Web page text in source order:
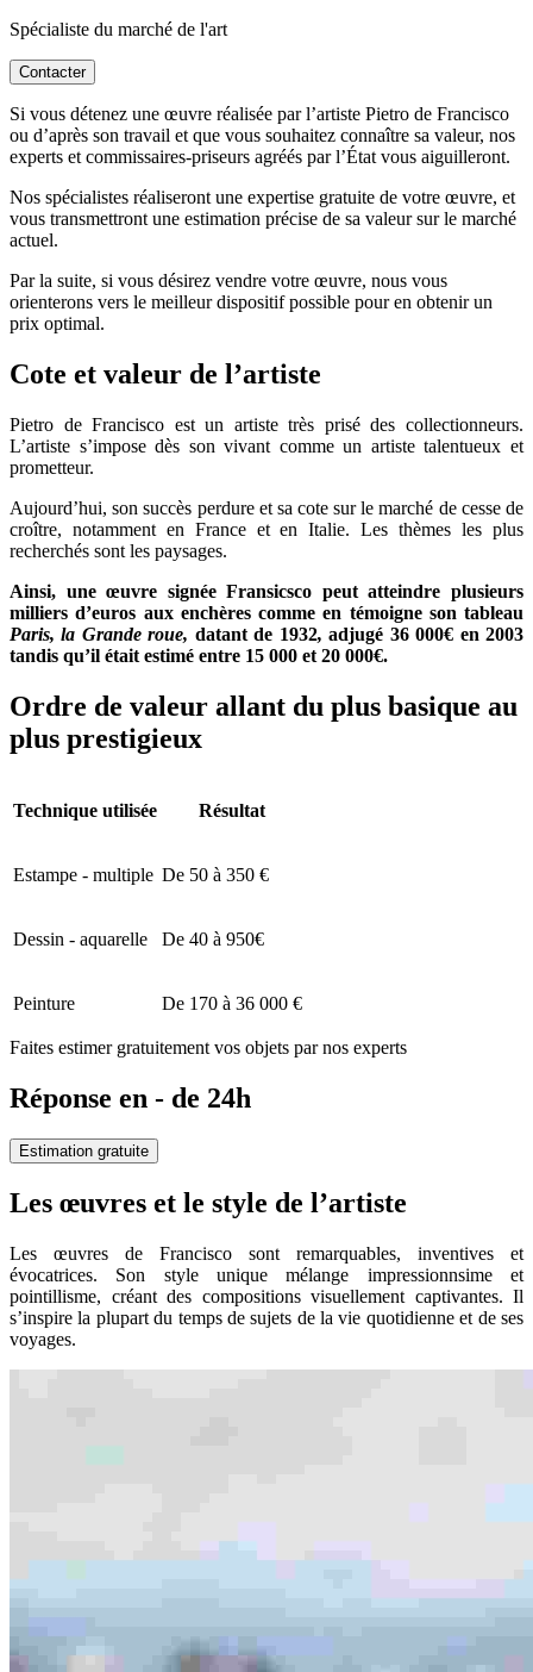
Spécialiste du marché de l'art
Contacter
Si vous détenez une œuvre réalisée par l’artiste Pietro de Francisco
ou d’après son travail et que vous souhaitez connaître sa valeur, nos
experts et commissaires-priseurs agréés par l’État vous aiguilleront.
Nos spécialistes réaliseront une expertise gratuite de votre œuvre, et
vous transmettront une estimation précise de sa valeur sur le marché
actuel.
Par la suite, si vous désirez vendre votre œuvre, nous vous
orienterons vers le meilleur dispositif possible pour en obtenir un
prix optimal.
Cote et valeur de l’artiste
Pietro de Francisco est un artiste très prisé des collectionneurs.
L’artiste s’impose dès son vivant comme un artiste talentueux et
prometteur.
Aujourd’hui, son succès perdure et sa cote sur le marché de cesse de
croître, notamment en France et en Italie. Les thèmes les plus
recherchés sont les paysages.
Ainsi, une œuvre signée Fransicsco peut atteindre plusieurs
milliers d’euros aux enchères comme en témoigne son tableau
Paris, la Grande roue, datant de 1932,adjugé 36 000€ en 2003
tandis qu’il était estimé entre 15 000 et 20 000€.
Ordre de valeur allant du plus basique au
plus prestigieux
Technique utilisée Résultat
Estampe - multiple De 50 à 350 €
Dessin - aquarelle De 40 à 950€
Peinture De 170 à 36 000 €
Faites estimer gratuitement vos objets par nos experts
Réponse en - de 24h
Estimation gratuite
Les œuvres et le style de l’artiste
Les œuvres de Francisco sont remarquables, inventives et
évocatrices. Son style unique mélange impressionnsime et
pointillisme, créant des compositions visuellement captivantes. Il
s’inspire la plupart du temps de sujets de la vie quotidienne et de ses
voyages.